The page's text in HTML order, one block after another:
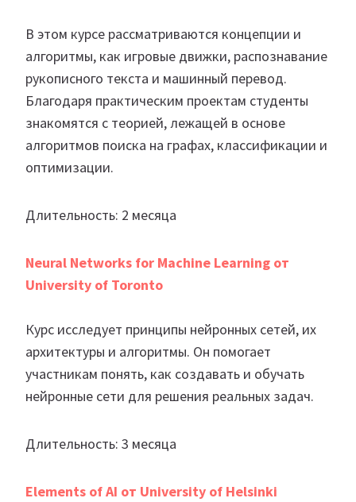
В этом курсе рассматриваются концепции и
алгоритмы, как игровые движки, распознавание
рукописного текста и машинный перевод.
Благодаря практическим проектам студенты
знакомятся с теорией, лежащей в основе
алгоритмов поиска на графах, классификации и
оптимизации.
Длительность: 2 месяца
Neural Networks for Machine Learning от
University of Toronto
Курс исследует принципы нейронных сетей, их
архитектуры и алгоритмы. Он помогает
участникам понять, как создавать и обучать
нейронные сети для решения реальных задач.
Длительность: 3 месяца
Elements of AI от University of Helsinki